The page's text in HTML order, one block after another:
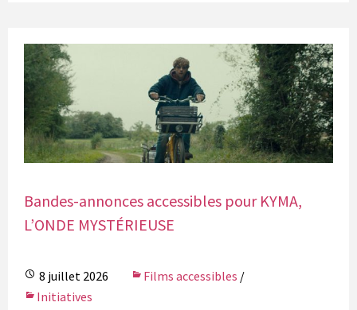
Bandes-annonces accessibles pour KYMA,
L’ONDE MYSTÉRIEUSE
8 juillet 2026 Films accessibles /
Initiatives